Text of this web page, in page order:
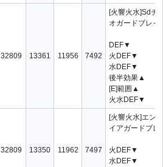
32809 13361 11956 7492
[火響火水]Sdチ
オガードブレイ
DEF▼
火DEF▼
水DEF▼
後半効果▲
[E]範囲▲
火水DEF▼
32809 13350 11962 7497
[火響火水]エン
イアガードブレ
火DEF▼
水DEF▼